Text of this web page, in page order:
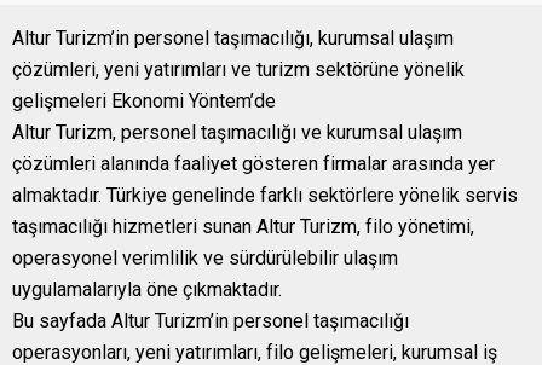
Altur Turizm’in personel taşımacılığı, kurumsal ulaşım
çözümleri, yeni yatırımları ve turizm sektörüne yönelik
gelişmeleri Ekonomi Yöntem’de
Altur Turizm, personel taşımacılığı ve kurumsal ulaşım
çözümleri alanında faaliyet gösteren firmalar arasında yer
almaktadır. Türkiye genelinde farklı sektörlere yönelik servis
taşımacılığı hizmetleri sunan Altur Turizm, filo yönetimi,
operasyonel verimlilik ve sürdürülebilir ulaşım
uygulamalarıyla öne çıkmaktadır.
Bu sayfada Altur Turizm’in personel taşımacılığı
operasyonları, yeni yatırımları, filo gelişmeleri, kurumsal iş